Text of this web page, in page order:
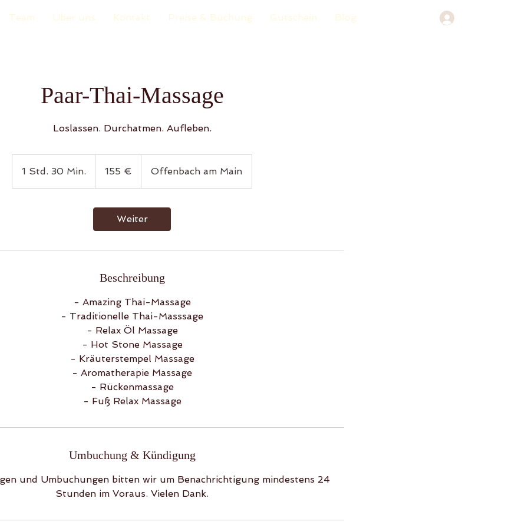
Team Über uns Kontakt Preise & Buchung Gutschein Blog
Paar-Thai-Massage
Loslassen. Durchatmen. Aufleben.
1 Std. 30 Min.
S
.
155 € Offenbach am Main
Weiter
Beschreibung
- Amazing Thai-Massage
- Traditionelle Thai-Masssage
- Relax Öl Massage
- Hot Stone Massage
- Kräuterstempel Massage
- Aromatherapie Massage
- Rückenmassage
- Fuß Relax Massage
Umbuchung & Kündigung
und Umbuchungen bitten wir um Benachrichtigung mindestens 24
Stunden im Voraus. Vielen Dank.